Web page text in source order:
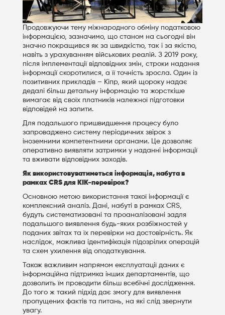
Продовжуючи тему міжнародного обміну податковою
інформацією, зазначимо, що станом на сьогодні він
значно покращився як за швидкістю, так і за якістю,
навіть з урахуванням військових реалій. З 2019 року,
після імплементації відповідних змін, строки надання
інформації скоротилися, а її точність зросла. Один із
позитивних прикладів – Кіпр, який щороку надає
дедалі більш детальну інформацію та жорсткіше
вимагає від своїх платників належної підготовки
відповідей на запити.
Для подальшого пришвидшення процесу було
запроваджено систему періодичних звірок з
іноземними компетентними органами. Це дозволяє
оперативно виявляти затримки у наданні інформації
та вживати відповідних заходів.
Як використовуватиметься інформація, набута в
рамках CRS для КІК-перевірок?
Основною метою використання такої інформації є
комплексний аналіз. Дані, набуті в рамках CRS,
будуть систематизовані та проаналізовані задля
подальшого виявлення будь-яких розбіжностей у
поданих звітах та їх перевірки на достовірність. Як
наслідок, можлива ідентифікація підозрілих операцій
та схем ухилення від оподаткування.
Також важливим напрямом експлуатації даних є
інформаційна підтримка інших департаментів, що
дозволить їм проводити більш всебічні дослідження.
До того ж такий підхід дає змогу для виявлення
пропущених фактів та питань, на які слід звернути
увагу.